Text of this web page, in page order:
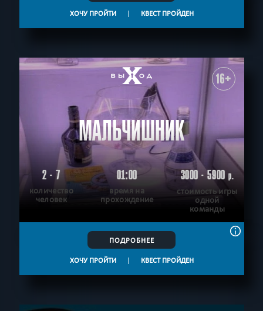
ХОЧУ ПРОЙТИ | КВЕСТ ПРОЙДЕН
16+
МАЛЬЧИШНИК
2 - 7
количество
человек
01:00
время на
прохождение
3000 - 5900р.
стоимость игры
одной
команды
ПОДРОБНЕЕ
ХОЧУ ПРОЙТИ | КВЕСТ ПРОЙДЕН